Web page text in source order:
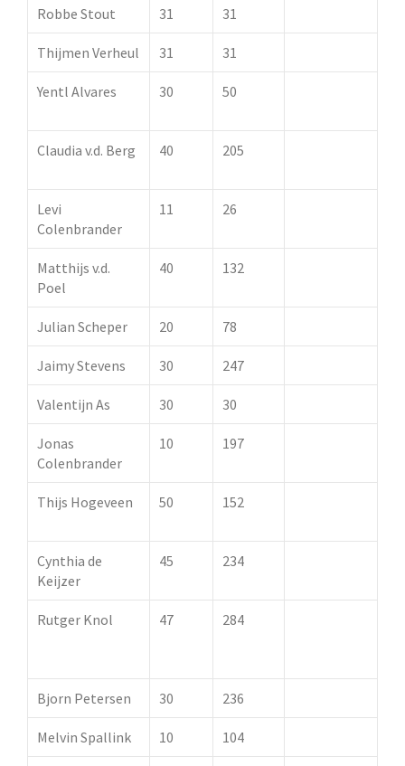
Robbe Stout 31 31
Thijmen Verheul 31 31
Yentl Alvares 30 50
Claudia v.d. Berg 40 205
Levi
Colenbrander
11 26
Matthijs v.d.
Poel
40 132
Julian Scheper 20 78
Jaimy Stevens 30 247
Valentijn As 30 30
Jonas
Colenbrander
10 197
Thijs Hogeveen 50 152
Cynthia de
Keijzer
45 234
Rutger Knol 47 284
Bjorn Petersen 30 236
Melvin Spallink 10 104